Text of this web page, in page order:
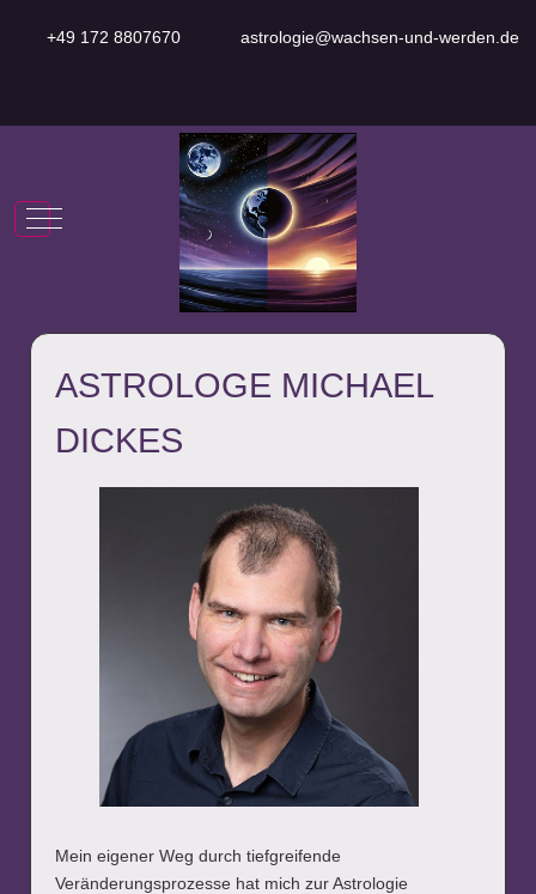
+49 172 8807670 astrologie@wachsen-und-werden.de
Mobile Menu Toggle
ASTROLOGE MICHAEL
DICKES
Mein eigener Weg durch tiefgreifende
Veränderungsprozesse hat mich zur Astrologie